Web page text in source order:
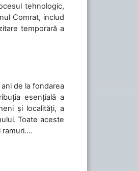
tehnologic,
Comrat, includ
temporară a
de la fondarea
esențială a
și localități, a
Toate aceste